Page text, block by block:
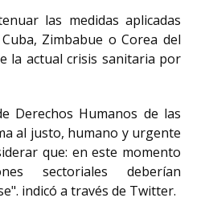
las medidas aplicadas
Zimbabue o Corea del
la actual crisis sanitaria por
Derechos Humanos de las
al justo, humano y urgente
que: en este momento
sectoriales deberían
indicó a través de Twitter.